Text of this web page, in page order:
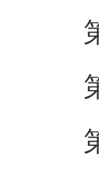
第
第
第